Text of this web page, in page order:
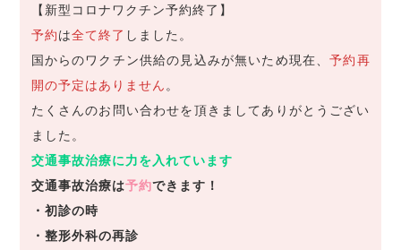
【新型コロナワクチン予約終了】
予約 は全て終了 しました。
国からのワクチン供給の見込みが無いため現在、予約再
開の予定はありません 。
たくさんのお問い合わせを頂きましてありがとうござい
ました。
交通事故治療に力を入れています
交通事故治療は予約できます！
・初診の時
・整形外科の再診